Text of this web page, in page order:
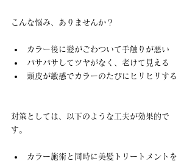
こんな悩み、ありませんか？
カラー後に髪がごわついて手触りが悪い
パサパサしてツヤがなく、老けて見える
頭皮が敏感でカラーのたびにヒリヒリする
対策としては、以下のような工夫が効果的で
す。
カラー施術と同時に美髪トリートメントを